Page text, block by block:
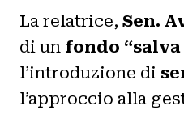
La relatrice, Sen.
di un fondo “salva
l’introduzione di
l’approccio alla